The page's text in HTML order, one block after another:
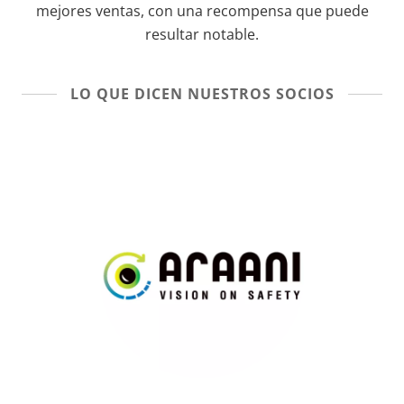
mejores ventas, con una recompensa que puede
resultar notable.
LO QUE DICEN NUESTROS SOCIOS